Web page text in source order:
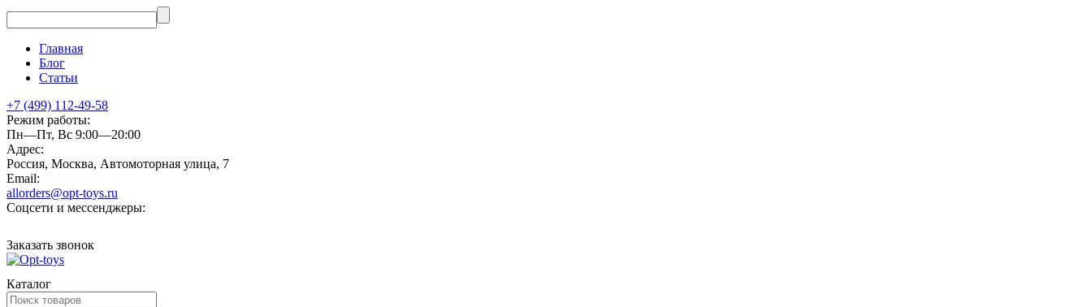
Главная
Блог
Статьи
+7 (499) 112-49-58
Режим работы:
Пн—Пт, Вс 9:00—20:00
Адрес:
Россия, Москва, Автомоторная улица, 7
Email:
allorders@opt-toys.ru
Соцсети и мессенджеры:
Заказать звонок
Каталог